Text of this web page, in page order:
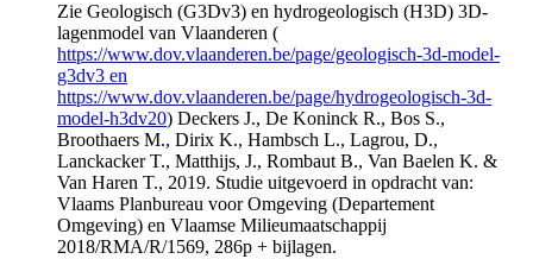
Zie Geologisch (G3Dv3) en hydrogeologisch (H3D) 3D-
lagenmodel van Vlaanderen (
https://www.dov.vlaanderen.be/page/geologisch-3d-model-
g3dv3 en
https://www.dov.vlaanderen.be/page/hydrogeologisch-3d-
model-h3dv20) Deckers J., De Koninck R., Bos S.,
Broothaers M., Dirix K., Hambsch L., Lagrou, D.,
Lanckacker T., Matthijs, J., Rombaut B., Van Baelen K. &
Van Haren T., 2019. Studie uitgevoerd in opdracht van:
Vlaams Planbureau voor Omgeving (Departement
Omgeving) en Vlaamse Milieumaatschappij
2018/RMA/R/1569, 286p + bijlagen.